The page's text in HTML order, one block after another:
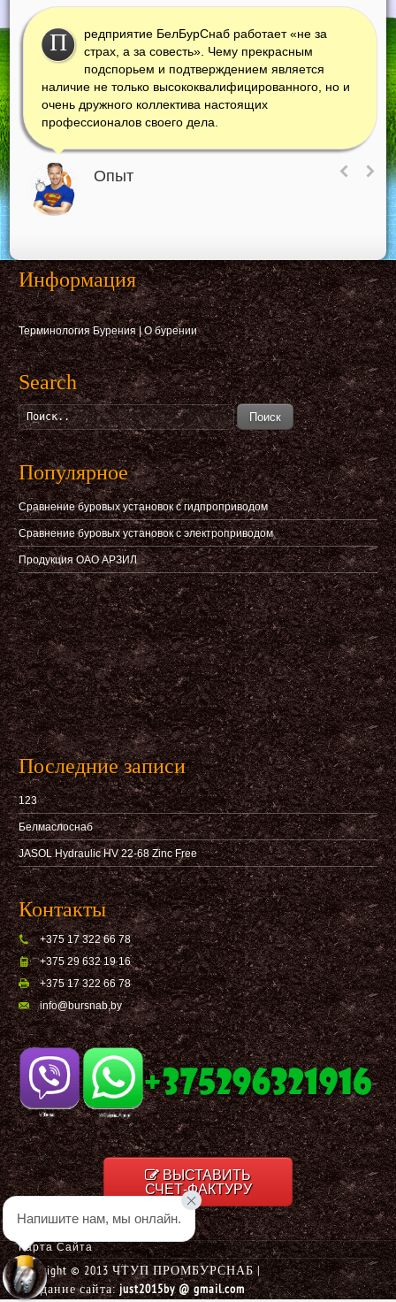
П
редприятие БелБурСнаб работает «не за
страх, а за совесть». Чему прекрасным
подспорьем и подтверждением является
наличие не только высококвалифицированного, но и
очень дружного коллектива настоящих
профессионалов своего дела.
Опыт
Информация
Терминология Бурения|О бурении
Search
Поиск
Популярное
Сравнение буровых установок с гидпроприводом
Сравнение буровых установок с электроприводом
Продукция ОАО АРЗИЛ
Последние записи
123
Белмаслоснаб
JASOL Hydraulic HV 22-68 Zinc Free
Контакты
+375 17 322 66 78
+375 29 632 19 16
+375 17 322 66 78
info@bursnab,by
ВЫСТАВИТЬ
СЧЕТ-ФАКТУРУ
Карта Сайта
Copyright © 2013 ЧТУП ПРОМБУРСНАБ |
Создание сайта:just2015by @ gmail.com
Напишите нам, мы онлайн.